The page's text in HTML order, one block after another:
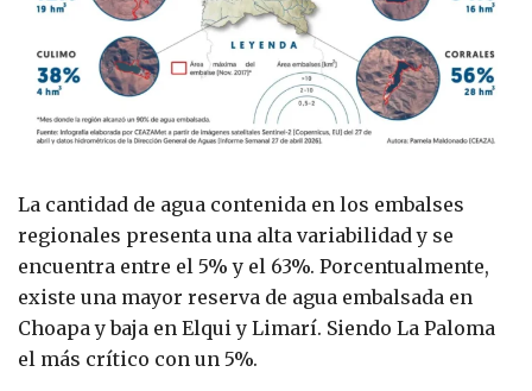
La cantidad de agua contenida en los embalses
regionales presenta una alta variabilidad y se
encuentra entre el 5% y el 63%. Porcentualmente,
existe una mayor reserva de agua embalsada en
Choapa y baja en Elqui y Limarí. Siendo La Paloma
el más crítico con un 5%.